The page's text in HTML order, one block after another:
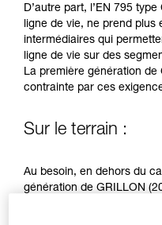
D’autre part, l’EN 795
ligne de vie, ne prend plus
intermédiaires qui
ligne de vie sur des
La première génération de
contrainte par ces
Sur le terrain :
Au besoin, en dehors du
génération de GRILLON